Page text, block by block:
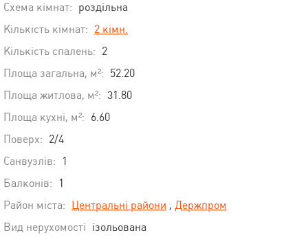
Схема кімнат: роздільна
Кількість кімнат: 2 кімн.
Кількість спалень: 2
Площа загальна, м²: 52.20
Площа житлова, м²: 31.80
Площа кухні, м²: 6.60
Поверх: 2/4
Санвузлів:
1
Балконів:
1
Район міста: Центральні райони , Держпром
Вид нерухомості ізольована